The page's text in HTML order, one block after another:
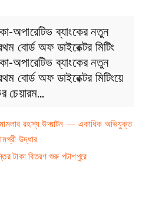
অপারেটিভ ব্যাংকের নতুন
বোর্ড অফ ডাইরেক্টর মিটিং
অপারেটিভ ব্যাংকের নতুন
বোর্ড অফ ডাইরেক্টর মিটিংয়ে
চেয়ারম…
মামলার রহস্য উদ্ঘাটন — একাধিক অভিযুক্ত
উদ্ধার
টাকা বিতরণ শুরু পটাশপুরে